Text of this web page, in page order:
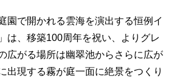
園で開かれる雲海を演出する恒例イ
は、移築100周年を祝い、よりグレ
広がる場所は幽翠池からさらに広が
出現する霧が庭一面に絶景をつくり